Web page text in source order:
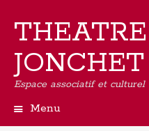
JONCHET
Espace associatif et culturel
Menu